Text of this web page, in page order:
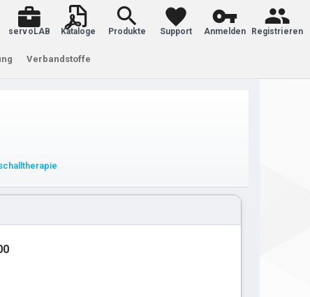
servoLAB Kataloge Produkte Support Anmelden Registrieren
Verbandstoffe